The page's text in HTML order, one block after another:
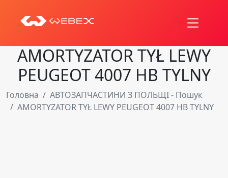
AMORTYZATOR TYŁ LEWY
PEUGEOT 4007 HB TYLNY
Головна
АВТОЗАПЧАСТИНИ З ПОЛЬЩІ - Пошук
AMORTYZATOR TYŁ LEWY PEUGEOT 4007 HB TYLNY